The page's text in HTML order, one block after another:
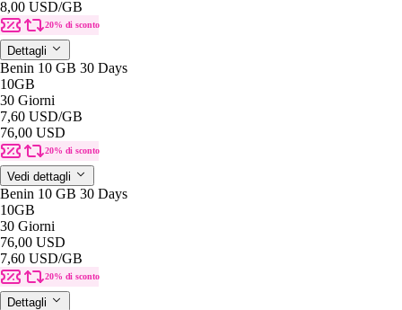
8,00 USD/GB
20% di sconto
Dettagli
Benin 10 GB 30 Days
10GB
30 Giorni
7,60 USD/GB
76,00 USD
20% di sconto
Vedi dettagli
Benin 10 GB 30 Days
10GB
30 Giorni
76,00 USD
7,60 USD/GB
20% di sconto
Dettagli